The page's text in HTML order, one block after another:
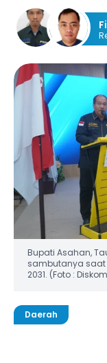
Bupati Asahan,
sambutanya saat
2031. (Foto :
Daerah